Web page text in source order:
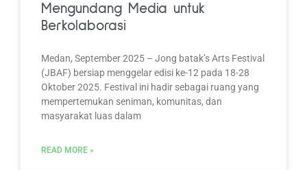
Mengundang Media untuk
Berkolaborasi
Medan, September 2025 – Jong batak’s Arts Festival
(JBAF) bersiap menggelar edisi ke-12 pada 18-28
Oktober 2025. Festival ini hadir sebagai ruang yang
mempertemukan seniman, komunitas, dan
masyarakat luas dalam
READ MORE »